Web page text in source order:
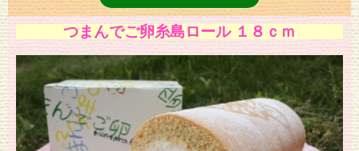
つまんでご卵糸島ロール １８ｃｍ